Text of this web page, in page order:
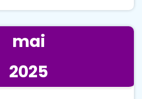
mai
2025